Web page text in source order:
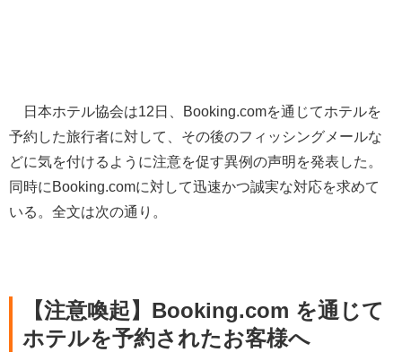
日本ホテル協会は12日、Booking.comを通じてホテルを
予約した旅行者に対して、その後のフィッシングメールな
どに気を付けるように注意を促す異例の声明を発表した。
同時にBooking.comに対して迅速かつ誠実な対応を求めて
いる。全文は次の通り。
【注意喚起】Booking.com を通じて
ホテルを予約されたお客様へ